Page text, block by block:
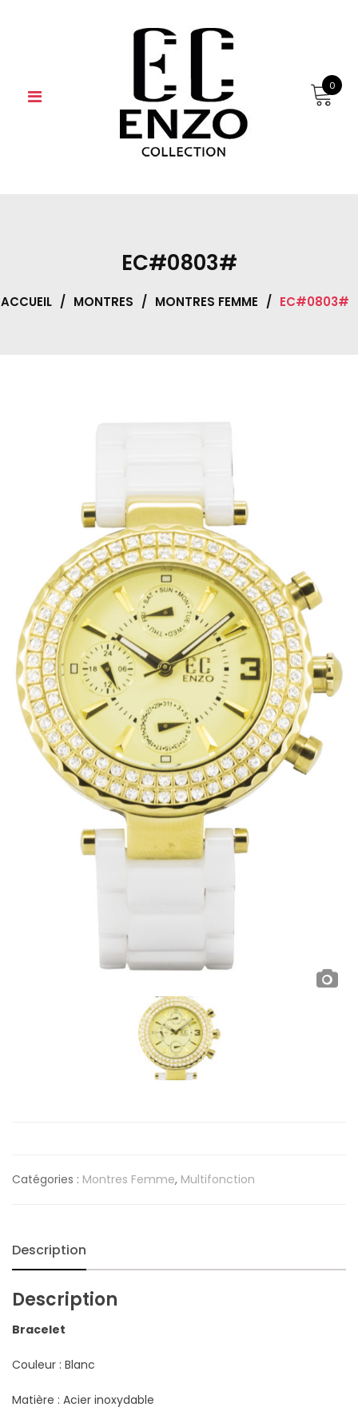
0
EC#0803#
ACCUEIL / MONTRES / MONTRES FEMME / EC#0803#
Catégories : Montres Femme, Multifonction
Description
Description
Bracelet
Couleur : Blanc
Matière : Acier inoxydable